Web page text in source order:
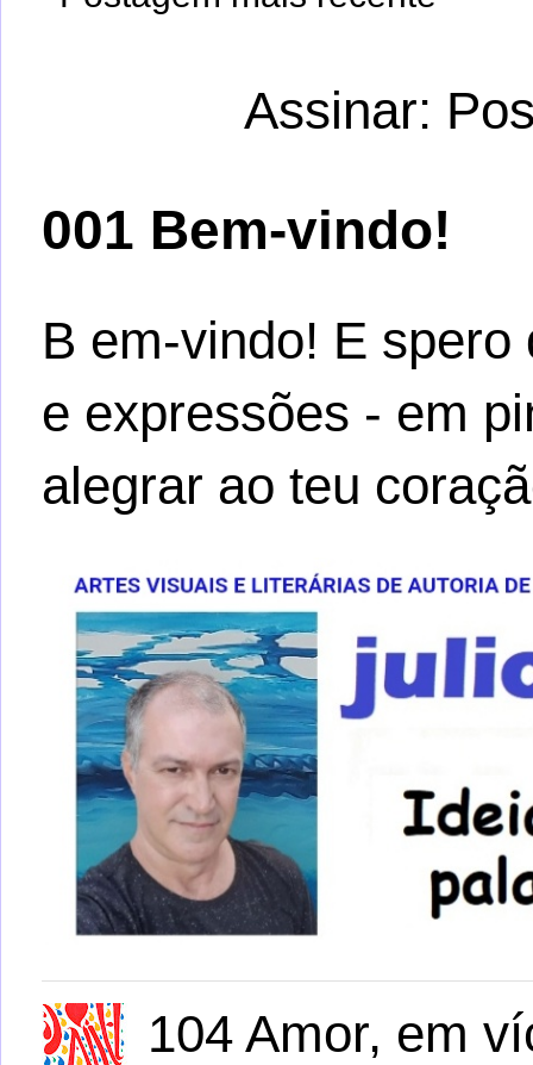
Assinar:
001 Bem-vindo!
B em-vindo! E
e expressões - em
alegrar ao teu
104 Amor, em